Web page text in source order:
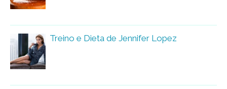
Treino e Dieta de Jennifer Lopez